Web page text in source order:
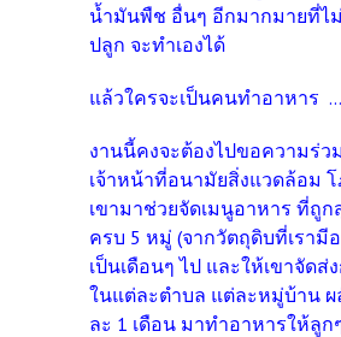
น้ำมันพืช อื่นๆ อีกมากมายที่ไ
ปลูก จะทำเองได้
แล้วใครจะเป็นคนทำอาหาร ...
งานนี้คงจะต้องไปขอความร่ว
เจ้าหน้าที่อนามัยสิ่งแวดล้อม
เขามาช่วยจัดเมนูอาหาร ที่ถู
ครบ 5 หมู่ (จากวัตถุดิบที่เรามี
เป็นเดือนๆ ไป และให้เขาจัด
ในแต่ละตำบล แต่ละหมู่บ้าน
ละ 1 เดือน มาทำอาหารให้ลู